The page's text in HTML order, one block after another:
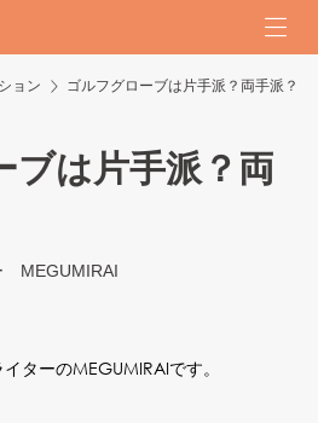
ョン ゴルフグローブは片手派？両手派？
ブは片手派？両
MEGUMIRAI
ターのMEGUMIRAIです。